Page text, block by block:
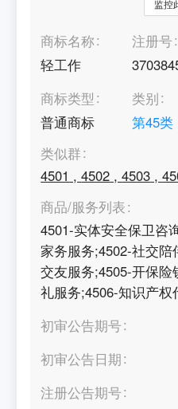
监控
商标名称
轻工作
注册号
商标类型
普通商标
类别
第45类
类似群
4501 ,4502 ,4503 ,
商品/服务列表
4501-实体安全保卫咨
家务服务;4502-社交
交友服务;4505-开保
礼服务;4506-知识产
初审公告期号
初审公告日期
注册公告期号